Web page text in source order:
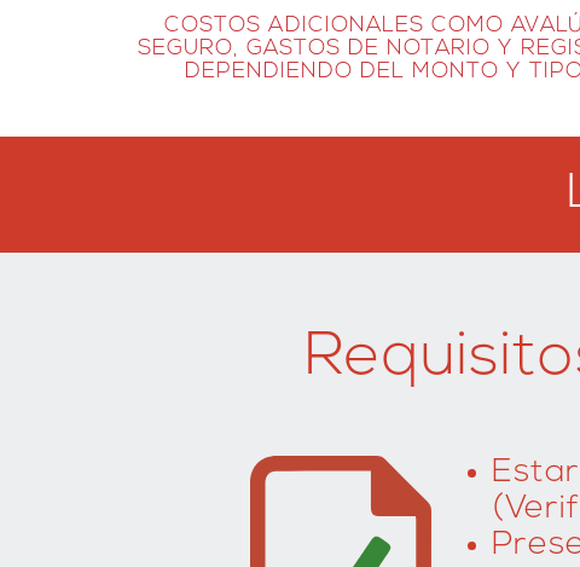
COSTOS ADICIONALES COMO
SEGURO, GASTOS DE NOTARIO Y
DEPENDIENDO DEL MONTO Y